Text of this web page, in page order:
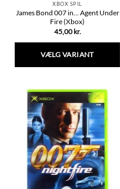
XBOX SPIL
James Bond 007 in… Agent Under
Fire (Xbox)
45,00 kr.
VÆLG VARIANT
har
flere
varianter.
Mulighederne
kan
vælges
på
varesiden